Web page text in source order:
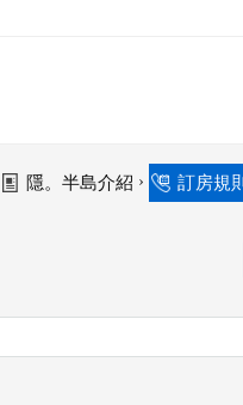
隱。半島介紹 › 訂房規則